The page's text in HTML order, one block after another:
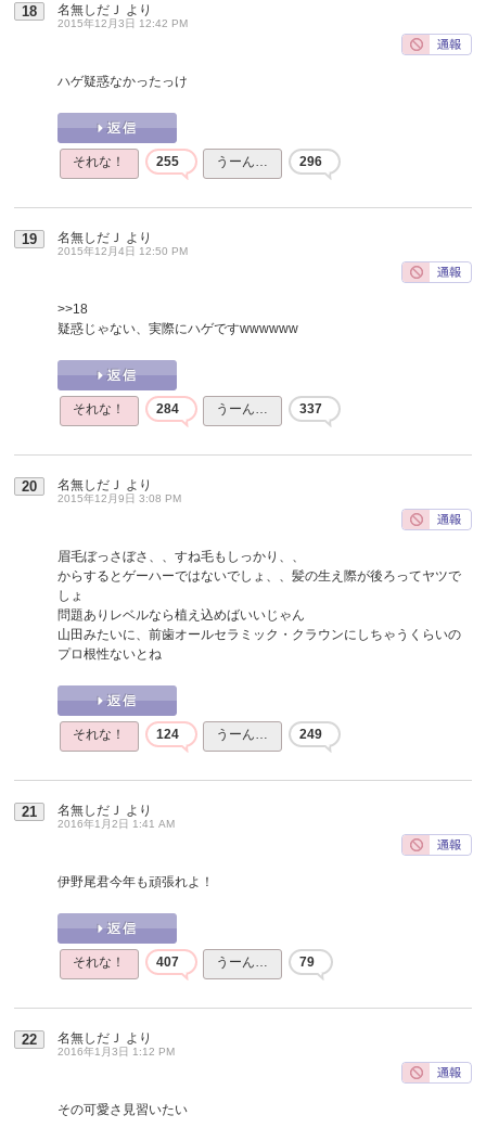
18 名無しだＪ より
2015年12月3日 12:42 PM
ハゲ疑惑なかったっけ
それな！ 255 うーん… 296
19 名無しだＪ より
2015年12月4日 12:50 PM
>>18
疑惑じゃない、実際にハゲですwwwwww
それな！ 284 うーん… 337
20 名無しだＪ より
2015年12月9日 3:08 PM
眉毛ぼっさぼさ、、すね毛もしっかり、、
からするとゲーハーではないでしょ、、髪の生え際が後ろってヤツで
しょ
問題ありレベルなら植え込めばいいじゃん
山田みたいに、前歯オールセラミック・クラウンにしちゃうくらいの
プロ根性ないとね
それな！ 124 うーん… 249
21 名無しだＪ より
2016年1月2日 1:41 AM
伊野尾君今年も頑張れよ！
それな！ 407 うーん… 79
22 名無しだＪ より
2016年1月3日 1:12 PM
その可愛さ見習いたい